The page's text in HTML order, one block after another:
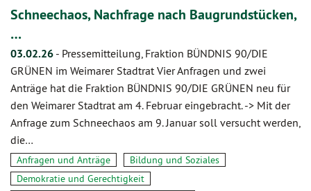
Schneechaos, Nachfrage nach Baugrundstücken,
…
03.02.26 - Pressemitteilung, Fraktion BÜNDNIS 90/DIE
GRÜNEN im Weimarer Stadtrat Vier Anfragen und zwei
Anträge hat die Fraktion BÜNDNIS 90/DIE GRÜNEN neu für
den Weimarer Stadtrat am 4. Februar eingebracht. -> Mit der
Anfrage zum Schneechaos am 9. Januar soll versucht werden,
die…
Anfragen und Anträge
Bildung und Soziales
Demokratie und Gerechtigkeit